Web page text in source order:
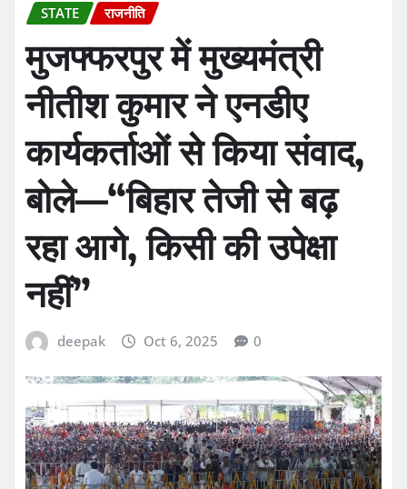
STATE राजनीति
मुजफ्फरपुर में मुख्यमंत्री
नीतीश कुमार ने एनडीए
कार्यकर्ताओं से किया संवाद,
बोले—“बिहार तेजी से बढ़
रहा आगे, किसी की उपेक्षा
नहीं”
deepak Oct 6, 2025 0